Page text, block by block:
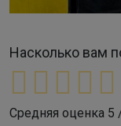
Насколько вам
Средняя оценка 5